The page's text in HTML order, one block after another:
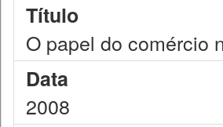
Título
O papel do comércio
Data
2008